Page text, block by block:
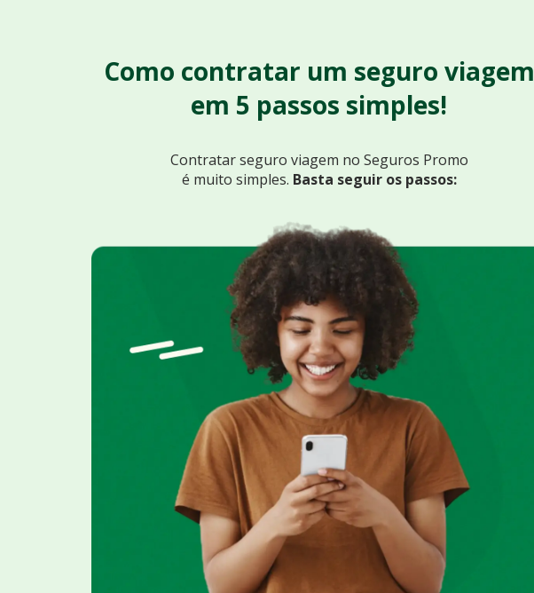
Como contratar um seguro viagem
em 5 passos simples!
Contratar seguro viagem no Seguros Promo
é muito simples. Basta seguir os passos: